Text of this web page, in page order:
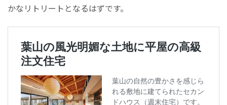
かなリトリートとなるはずです。